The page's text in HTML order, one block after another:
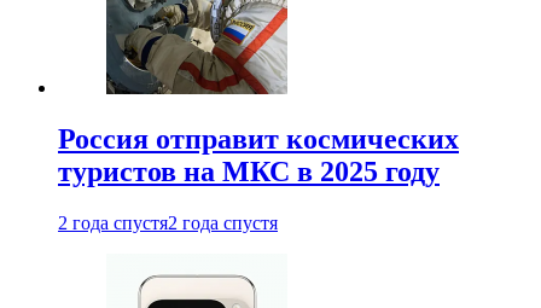
Россия отправит космических
туристов на МКС в 2025 году
2 года спустя2 года спустя